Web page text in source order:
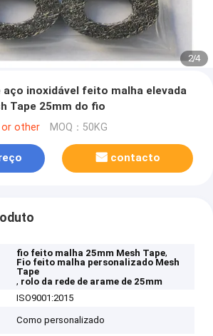
2/4
aço inoxidável feito malha elevada
Tape 25mm do fio
or other MOQ：50KG
contacto
fio feito malha 25mm Mesh Tape,
Fio feito malha personalizado Mesh
Tape
, rolo da rede de arame de 25mm
ISO9001:2015
Como personalizado